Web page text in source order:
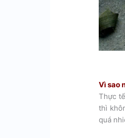
Vì sao
Thực
thì
quá